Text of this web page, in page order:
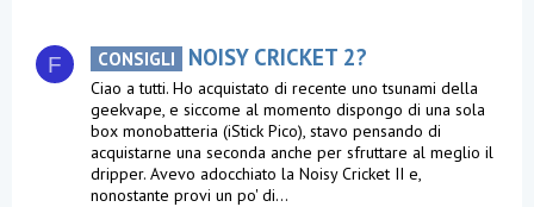
F CONSIGLI NOISY CRICKET 2?
Ciao a tutti. Ho acquistato di recente uno tsunami della
geekvape, e siccome al momento dispongo di una sola
box monobatteria (iStick Pico), stavo pensando di
acquistarne una seconda anche per sfruttare al meglio il
dripper. Avevo adocchiato la Noisy Cricket II e,
nonostante provi un po' di...